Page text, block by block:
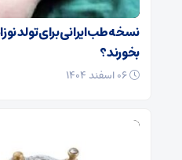
نسخه طب ایرانی برای تولد
بخورند؟